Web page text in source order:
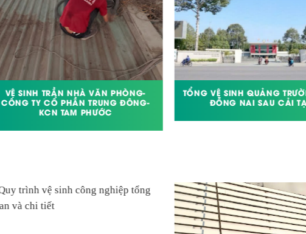
VỆ SINH TRẦN NHÀ VĂN PHÒNG-
CÔNG TY CỔ PHẦN TRUNG ĐÔNG-
KCN TAM PHƯỚC
TỔNG VỆ SINH QUẢNG
ĐỒNG NAI SAU CẢI